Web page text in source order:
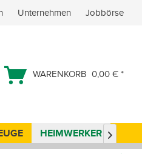
Unternehmen Jobbörse
WARENKORB 0,00 € *
HEIMWERKER 